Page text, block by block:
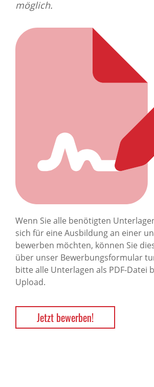
möglich.
Wenn Sie alle benötigten
sich für eine Ausbildung an einer
bewerben möchten, können Sie
über unser Bewerbungsformular
bitte alle Unterlagen als PDF-Datei
Upload.
Jetzt bewerben!